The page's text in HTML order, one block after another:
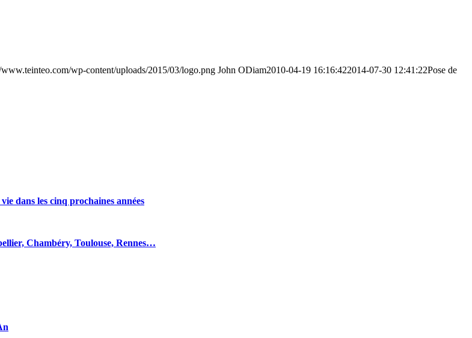
wp-content/uploads/2015/03/logo.png John ODiam2010-04-19 16:16:422014-07-30 12:41:22Pose de
dans les cinq prochaines années
Chambéry, Toulouse, Rennes…